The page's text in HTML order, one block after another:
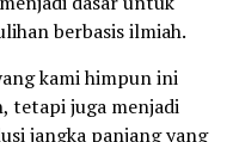
berbasis ilmiah.
kami himpun ini
tetapi juga menjadi
jangka panjang yang